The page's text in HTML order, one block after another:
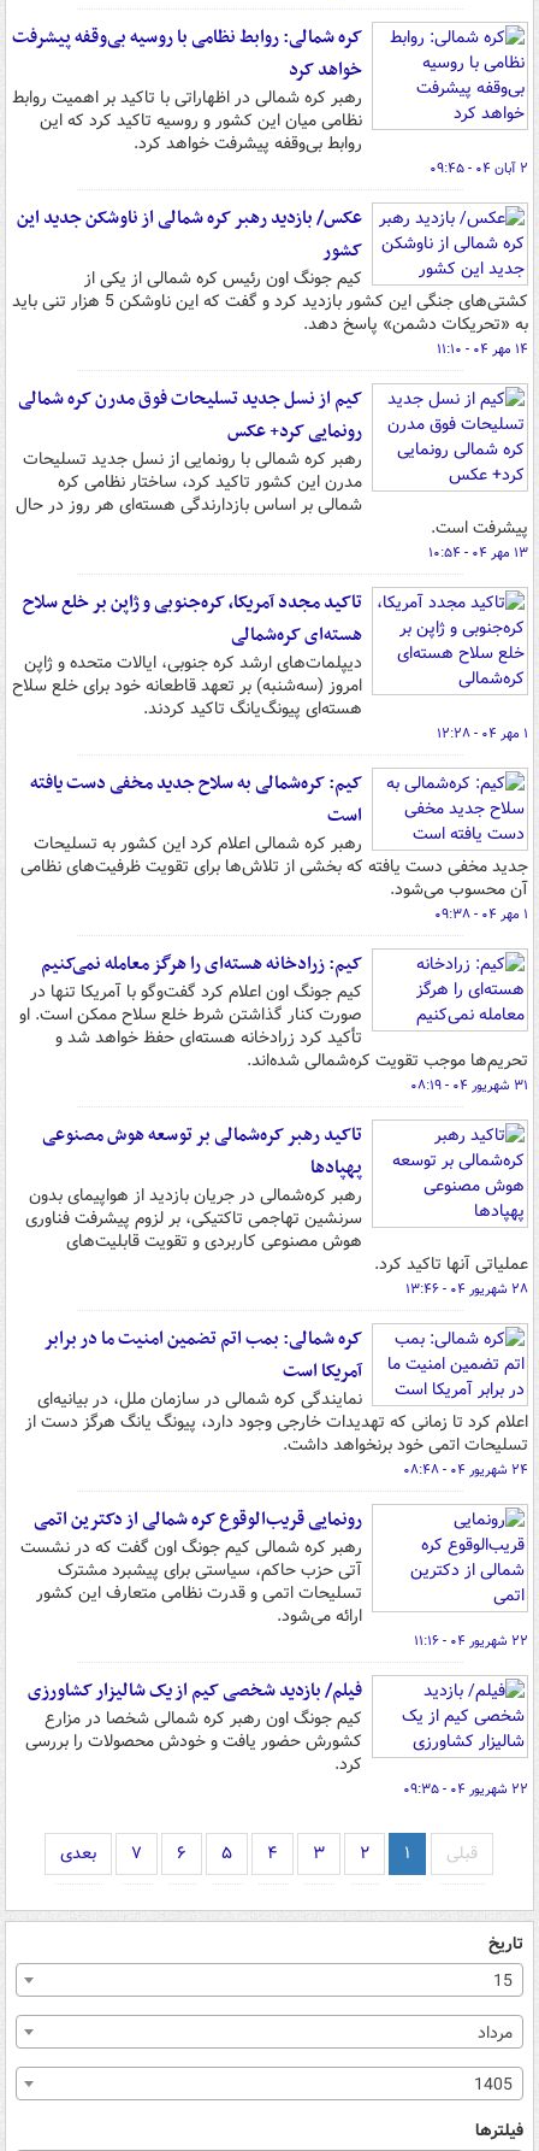
کره شمالی: روابط نظامی با روسیه بی‌وقفه پیشرفت
خواهد کرد
رهبر کره شمالی در اظهاراتی با تاکید بر اهمیت روابط
نظامی میان این کشور و روسیه تاکید کرد که این
روابط بی‌وقفه پیشرفت خواهد کرد.
۲ آبان ۰۴ - ۰۹:۴۵
عکس/ بازدید رهبر کره شمالی از ناوشکن جدید این
کشور
کیم جونگ اون رئیس کره شمالی از یکی از
کشتی‌های جنگی این کشور بازدید کرد و گفت که این ناوشکن 5 هزار تنی باید
به «تحریکات دشمن» پاسخ دهد.
۱۴ مهر ۰۴ - ۱۱:۱۰
کیم از نسل جدید تسلیحات فوق مدرن کره شمالی
رونمایی کرد+ عکس
رهبر کره شمالی با رونمایی از نسل جدید تسلیحات
مدرن این کشور تاکید کرد، ساختار نظامی کره
شمالی بر اساس بازدارندگی هسته‌ای هر روز در حال
پیشرفت است.
۱۳ مهر ۰۴ - ۱۰:۵۴
تاکید مجدد آمریکا، کره‌جنوبی و ژاپن بر خلع سلاح
هسته‌ای کره‌شمالی
دیپلمات‌های ارشد کره جنوبی، ایالات متحده و ژاپن
امروز (سه‌شنبه) بر تعهد قاطعانه خود برای خلع سلاح
هسته‌ای پیونگ‌یانگ تاکید کردند.
۱ مهر ۰۴ - ۱۲:۲۸
کیم: کره‌شمالی به سلاح جدید مخفی دست یافته
است
رهبر کره شمالی اعلام کرد این کشور به تسلیحات
جدید مخفی دست یافته که بخشی از تلاش‌ها برای تقویت ظرفیت‌های نظامی
آن محسوب می‌شود.
۱ مهر ۰۴ - ۰۹:۳۸
کیم: زرادخانه هسته‌ای را هرگز معامله نمی‌کنیم
کیم جونگ اون اعلام کرد گفت‌وگو با آمریکا تنها در
صورت کنار گذاشتن شرط خلع سلاح ممکن است. او
تأکید کرد زرادخانه هسته‌ای حفظ خواهد شد و
تحریم‌ها موجب تقویت کره‌شمالی شده‌اند.
۳۱ شهریور ۰۴ - ۰۸:۱۹
تاکید رهبر کره‌شمالی بر توسعه هوش مصنوعی
پهپادها
رهبر کره‌شمالی در جریان بازدید از هواپیمای بدون
سرنشین تهاجمی تاکتیکی، بر لزوم پیشرفت فناوری
هوش مصنوعی کاربردی و تقویت قابلیت‌های
عملیاتی آنها تاکید کرد.
۲۸ شهریور ۰۴ - ۱۳:۴۶
کره شمالی: بمب اتم تضمین امنیت ما در برابر
آمریکا است
نمایندگی کره شمالی در سازمان ملل، در بیانیه‌ای
اعلام کرد تا زمانی که تهدیدات خارجی وجود دارد، پیونگ یانگ هرگز دست از
تسلیحات اتمی خود برنخواهد داشت.
۲۴ شهریور ۰۴ - ۰۸:۴۸
رونمایی قریب‌الوقوع کره شمالی از دکترین اتمی
رهبر کره شمالی کیم جونگ اون گفت که در نشست
آتی حزب حاکم، سیاستی برای پیشبرد مشترک
تسلیحات اتمی و قدرت نظامی متعارف این کشور
ارائه می‌شود.
۲۲ شهریور ۰۴ - ۱۱:۱۶
فیلم/ بازدید شخصی کیم از یک شالیزار کشاورزی
کیم جونگ اون رهبر کره شمالی شخصا در مزارع
کشورش حضور یافت و خودش محصولات را بررسی
کرد.
۲۲ شهریور ۰۴ - ۰۹:۳۵
قبلی ۱ ۲ ۳ ۴ ۵ ۶ ۷ بعدی
تاریخ
15
مرداد
1405
فیلترها